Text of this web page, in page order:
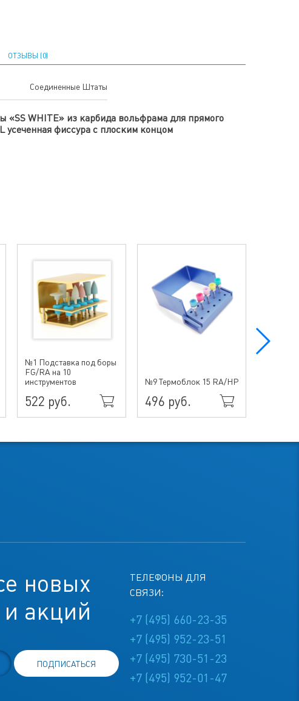
ОТЗЫВЫ (0)
Соединенные Штаты
«SS WHITE» из карбида вольфрама для прямого
усеченная фиссура с плоским концом
№1 Подставка под боры
FG/RA на 10
инструментов
522 руб.
№9 Термоблок 15 RA/HP
496 руб.
новых
и акций
ПОДПИСАТЬСЯ
ТЕЛЕФОНЫ ДЛЯ
СВЯЗИ:
+7 (495) 660-23-35
+7 (495) 952-23-51
+7 (495) 730-51-23
+7 (495) 952-01-47